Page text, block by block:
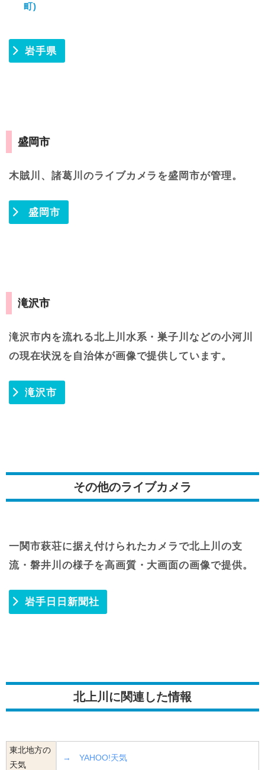
町)
岩手県
盛岡市
木賊川、諸葛川のライブカメラを盛岡市が管理。
盛岡市
滝沢市
滝沢市内を流れる北上川水系・巣子川などの小河川
の現在状況を自治体が画像で提供しています。
滝沢市
その他のライブカメラ
一関市萩荘に据え付けられたカメラで北上川の支
流・磐井川の様子を高画質・大画面の画像で提供。
岩手日日新聞社
北上川に関連した情報
東北地方の
天気
→ YAHOO!天気